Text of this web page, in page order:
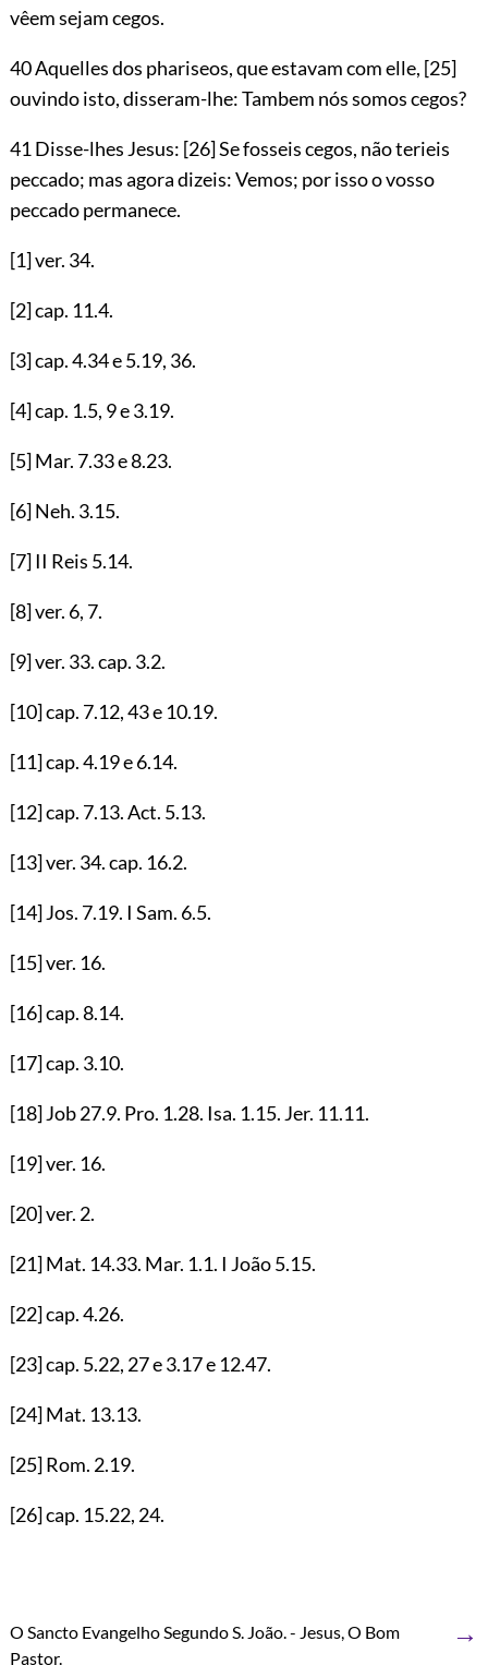
vêem sejam cegos.
40 Aquelles dos phariseos, que estavam com elle, [25]
ouvindo isto, disseram-lhe: Tambem nós somos cegos?
41 Disse-lhes Jesus: [26]Se fosseis cegos, não terieis
peccado; mas agora dizeis: Vemos; por isso o vosso
peccado permanece.
[1]ver. 34.
[2]cap. 11.4.
[3]cap.4.34e5.19, 36.
[4]cap. 1.5, 9e3.19.
[5]Mar. 7.33e8.23.
[6]Neh. 3.15.
[7]II Reis 5.14.
[8]ver. 6, 7.
[9]ver. 33. cap. 3.2.
[10]cap. 7.12,43e 10.19.
[11]cap.4.19e6.14.
[12]cap. 7.13. Act. 5.13.
[13]ver. 34. cap. 16.2.
[14]Jos. 7.19. I Sam. 6.5.
[15]ver. 16.
[16]cap.8.14.
[17]cap. 3.10.
[18]Job27.9. Pro. 1.28. Isa. 1.15. Jer. 11.11.
[19]ver. 16.
[20]ver. 2.
[21]Mat. 14.33. Mar. 1.1. I João5.15.
[22]cap.4.26.
[23]cap. 5.22, 27e3.17e 12.47.
[24]Mat. 13.13.
[25]Rom. 2.19.
[26]cap. 15.22, 24.
O Sancto Evangelho Segundo S. João. - Jesus, O Bom
Pastor.
→